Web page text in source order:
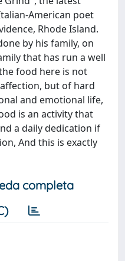
American poet
Rhode Island.
by his family, on
that has run a well
food here is not
but of hard
and emotional life,
is an activity that
a daily dedication if
And this is exactly
completa